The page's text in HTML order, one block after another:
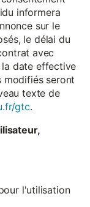
informera
sur le
le délai du
avec
date effective
modifiés seront
texte de
gtc.
l'utilisation